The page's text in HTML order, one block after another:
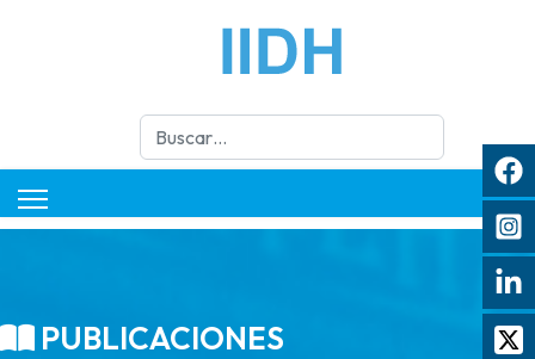
Buscar
PUBLICACIONES